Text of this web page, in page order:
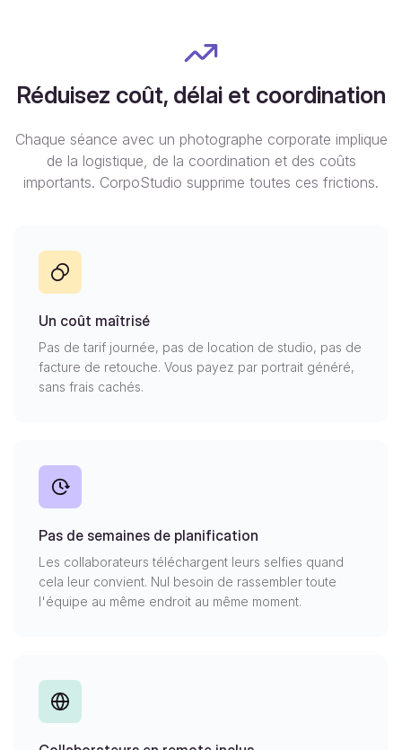
Réduisez coût, délai et coordination
Chaque séance avec un photographe corporate implique
de la logistique, de la coordination et des coûts
importants. CorpoStudio supprime toutes ces frictions.
Un coût maîtrisé
Pas de tarif journée, pas de location de studio, pas de
facture de retouche. Vous payez par portrait généré,
sans frais cachés.
Pas de semaines de planification
Les collaborateurs téléchargent leurs selfies quand
cela leur convient. Nul besoin de rassembler toute
l'équipe au même endroit au même moment.